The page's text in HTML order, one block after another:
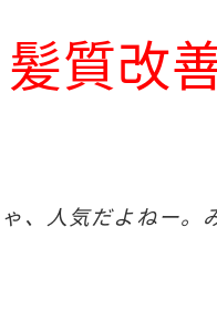
改
、人気だよねー。